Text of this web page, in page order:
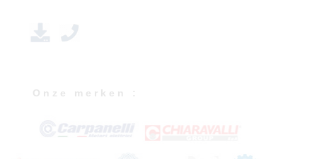
O n z e m e r k e n :